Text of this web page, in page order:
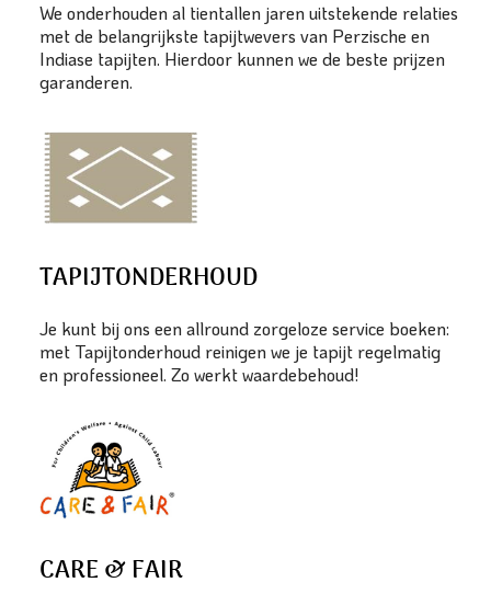
We onderhouden al tientallen jaren uitstekende relaties
met de belangrijkste tapijtwevers van Perzische en
Indiase tapijten. Hierdoor kunnen we de beste prijzen
garanderen.
TAPIJTONDERHOUD
Je kunt bij ons een allround zorgeloze service boeken:
met Tapijtonderhoud reinigen we je tapijt regelmatig
en professioneel. Zo werkt waardebehoud!
CARE & FAIR